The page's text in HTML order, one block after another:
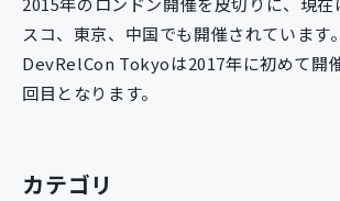
スコ、東京、中国でも開催されています。
DevRelCon Tokyoは2017年に初めて開
回目となります。
カテゴリ